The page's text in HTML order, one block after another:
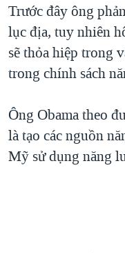
Trước đây ông
lục địa, tuy nhiên
sẽ thỏa hiệp trong
trong chính sách
Ông Obama theo
là tạo các nguồn
Mỹ sử dụng năng